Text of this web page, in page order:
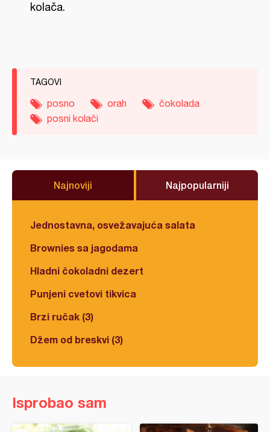
kolača.
TAGOVI
posno orah
čokolada
posni kolači
Najnoviji Najpopularniji
Jednostavna, osvežavajuća salata
Brownies sa jagodama
Hladni čokoladni dezert
Punjeni cvetovi tikvica
Brzi ručak (3)
Džem od breskvi (3)
Isprobao sam